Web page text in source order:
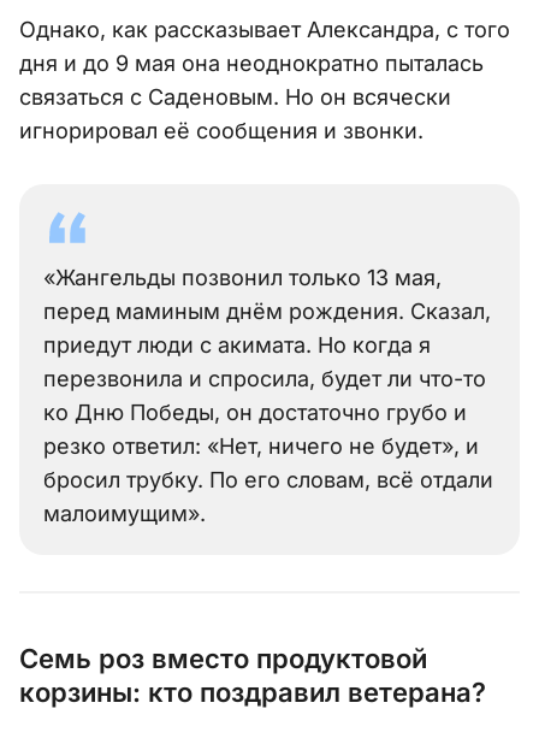
Однако, как рассказывает Александра, с того
дня и до 9 мая она неоднократно пыталась
связаться с Саденовым. Но он всячески
игнорировал её сообщения и звонки.
«Жангельды позвонил только 13 мая,
перед маминым днём рождения. Сказал,
приедут люди с акимата. Но когда я
перезвонила и спросила, будет ли что-то
ко Дню Победы, он достаточно грубо и
резко ответил: «Нет, ничего не будет», и
бросил трубку. По его словам, всё отдали
малоимущим».
Семь роз вместо продуктовой
корзины: кто поздравил ветерана?